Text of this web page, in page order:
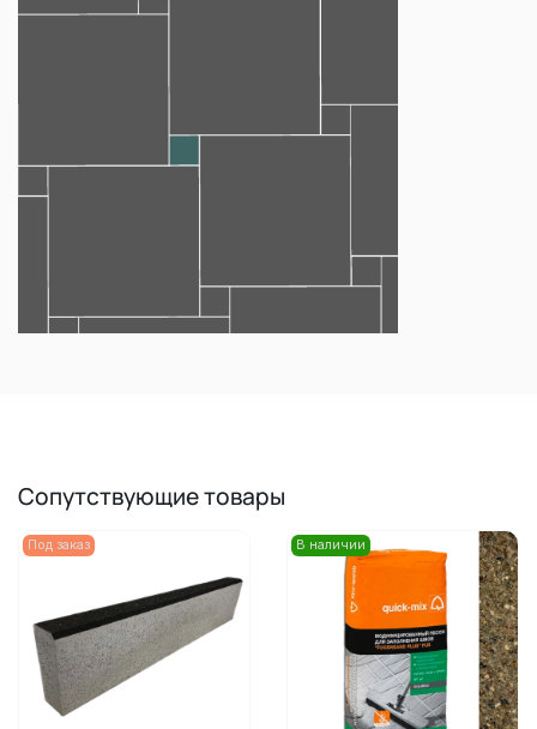
Сопутствующие товары
Под заказ В наличии